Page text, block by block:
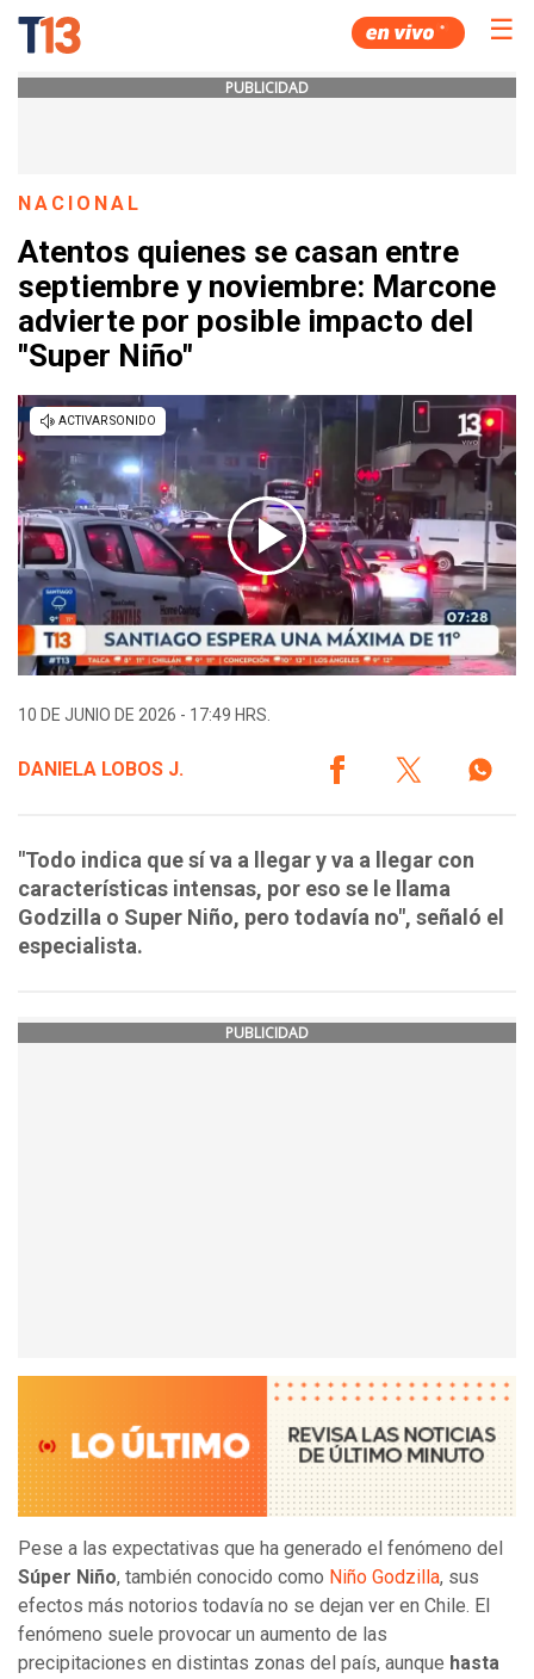
☰
PUBLICIDAD
NACIONAL
Atentos quienes se casan entre
septiembre y noviembre: Marcone
advierte por posible impacto del
"Super Niño"
10 DE JUNIO DE 2026 - 17:49 HRS.
DANIELA LOBOS J.
"Todo indica que sí va a llegar y va a llegar con
características intensas, por eso se le llama
Godzilla o Super Niño, pero todavía no", señaló el
especialista.
PUBLICIDAD
Pese a las expectativas que ha generado el fenómeno del
Súper Niño, también conocido como Niño Godzilla, sus
efectos más notorios todavía no se dejan ver en Chile. El
fenómeno suele provocar un aumento de las
precipitaciones en distintas zonas del país, aunque hasta